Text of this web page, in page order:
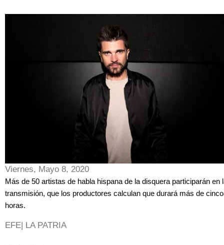
Viernes, Mayo 8, 2020
Más de 50 artistas de habla hispana de la disquera participarán en
transmisión, que los productores calculan que durará más de cinco
horas.
EFE| LA PATRIA